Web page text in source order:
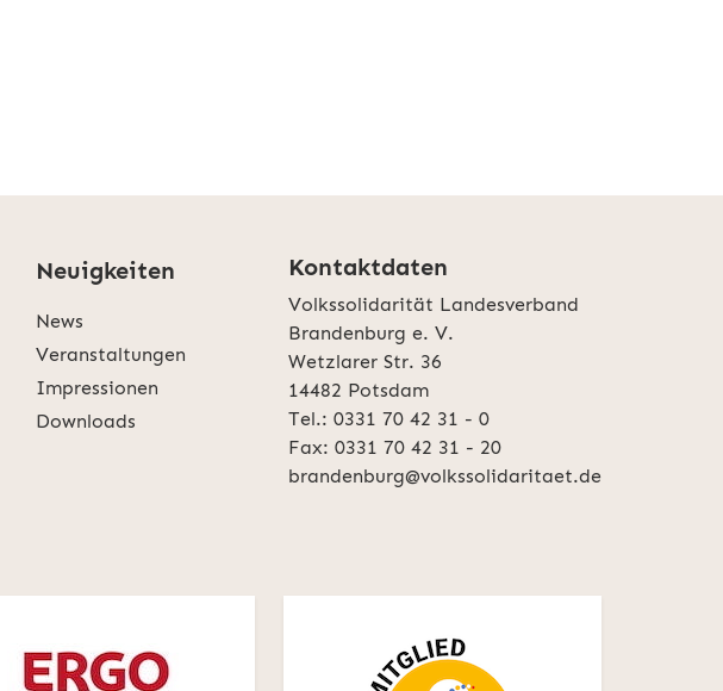
Neuigkeiten
News
Veranstaltungen
Impressionen
Downloads
Kontaktdaten
Volkssolidarität Landesverband
Brandenburg e. V.
Wetzlarer Str. 36
14482 Potsdam
Tel.: 0331 70 42 31 - 0
Fax: 0331 70 42 31 - 20
brandenburg@volkssolidaritaet.de